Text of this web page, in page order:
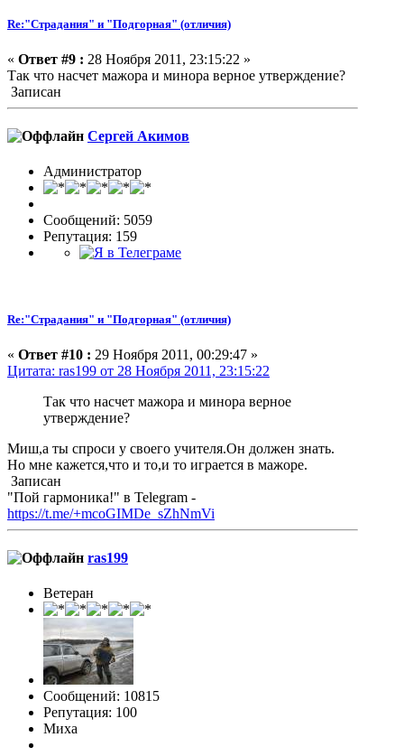
Re:"Страдания" и "Подгорная" (отличия)
« Ответ #9 : 28 Ноября 2011, 23:15:22 »
Так что насчет мажора и минора верное утверждение?
Записан
Сергей Акимов
Администратор
Сообщений: 5059
Репутация: 159
Re:"Страдания" и "Подгорная" (отличия)
« Ответ #10 : 29 Ноября 2011, 00:29:47 »
Цитата: ras199 от 28 Ноября 2011, 23:15:22
Так что насчет мажора и минора верное
утверждение?
Миш,а ты спроси у своего учителя.Он должен знать.
Но мне кажется,что и то,и то играется в мажоре.
Записан
"Пой гармоника!" в Telegram -
https://t.me/+mcoGIMDe_sZhNmVi
ras199
Ветеран
Сообщений: 10815
Репутация: 100
Миха